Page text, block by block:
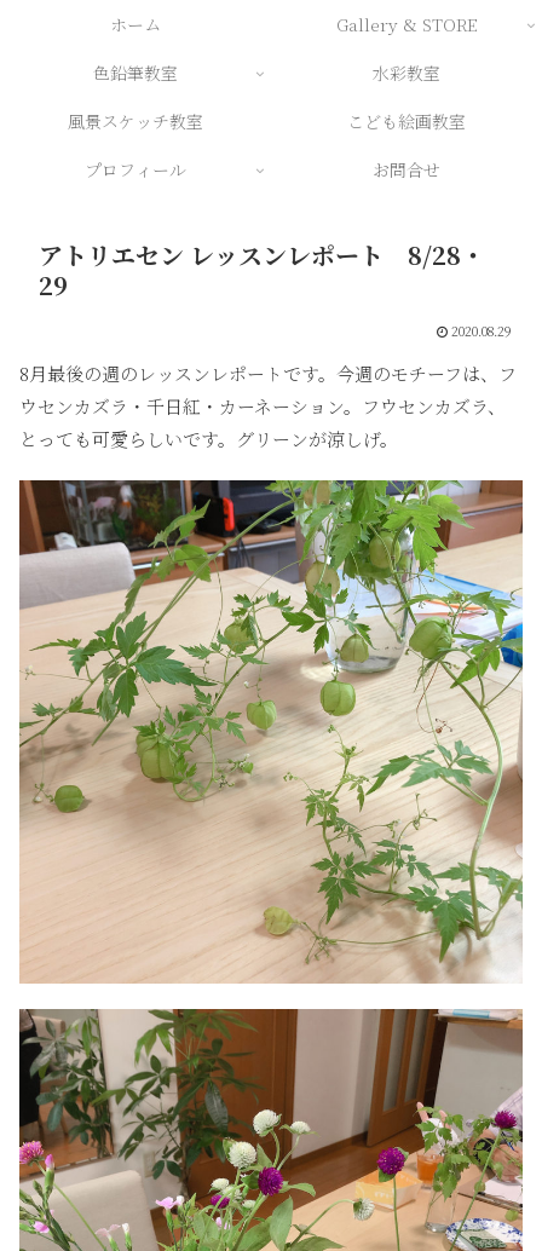
ホーム
Gallery & STORE
色鉛筆教室
水彩教室
風景スケッチ教室
こども絵画教室
プロフィール
お問合せ
アトリエセン レッスンレポート 8/28・
29
2020.08.29
8月最後の週のレッスンレポートです。今週のモチーフは、フ
ウセンカズラ・千日紅・カーネーション。フウセンカズラ、
とっても可愛らしいです。グリーンが涼しげ。